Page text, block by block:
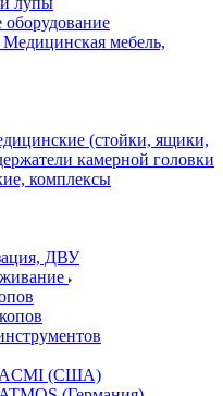
оборудование
мебель,
(стойки, ящики,
камерной головки
комплексы
ДВУ
ACMI (США)